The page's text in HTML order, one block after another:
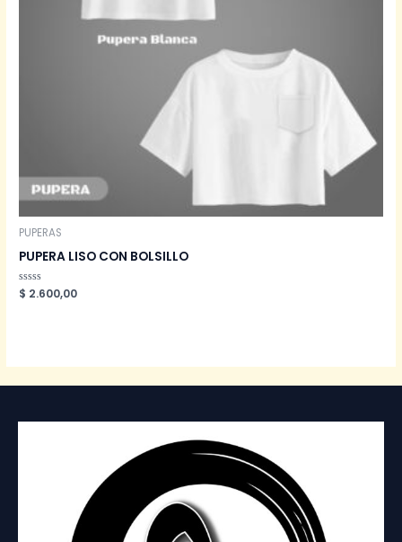
PUPERAS
PUPERA LISO CON BOLSILLO
Valorado
en
$ 2.600,00